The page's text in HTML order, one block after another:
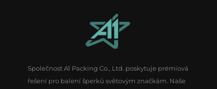
Společnost A1 Packing Co., Ltd. poskytuje prémiová
řešení pro balení šperků světovým značkám. Naše